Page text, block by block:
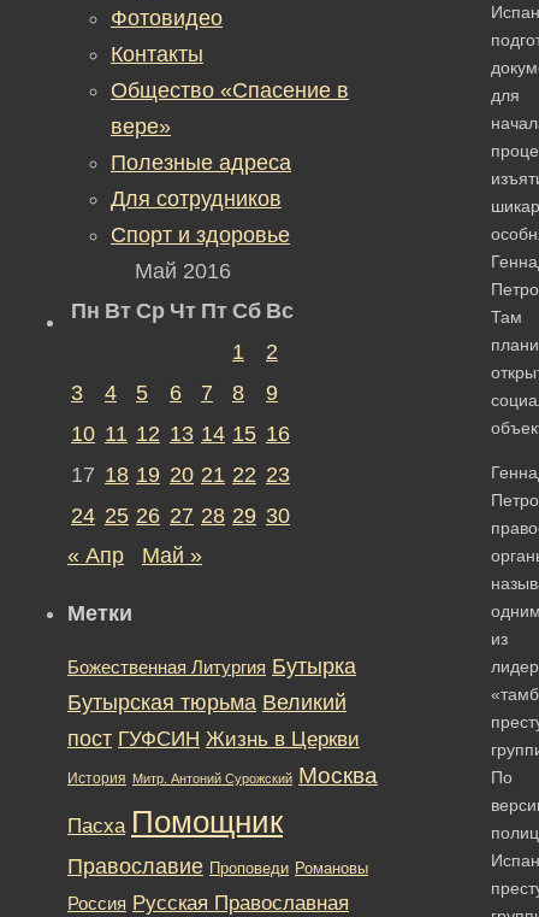
для
Там
из
По
Фотовидео
Контакты
Общество «Спасение в
вере»
Полезные адреса
Для сотрудников
Спорт и здоровье
Май 2016
Пн Вт Ср Чт Пт Сб Вс
1
2
3
4 5 6 7 8
9
10 11 12 13 14 15 16
17 18 19 20 21 22 23
24 25 26 27 28 29 30
« Апр
Май »
Метки
Божественная Литургия Бутырка
Бутырская тюрьма Великий
пост ГУФСИН Жизнь в Церкви
История Митр. Антоний Сурожский Москва
Пасха Помощник
Православие Проповеди Романовы
Россия Русская Православная